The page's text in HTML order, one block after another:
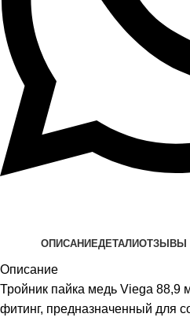
ОПИСАНИЕДЕТАЛИОТЗЫВЫ
Описание
Тройник пайка медь Viega 88,9
фитинг, предназначенный для